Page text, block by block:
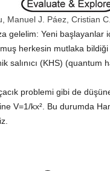
Manuel J. Páez, Cristian
gelelim: Yeni başlayanlar
herkesin mutlaka
salınıcı (KHS) (quantum
problemi gibi de
V=1/kx². Bu durumda